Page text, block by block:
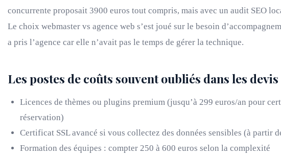
concurrente proposait 3900 euros tout compris, mais avec un audit SEO
Le choix webmaster vs agence web s’est joué sur le besoin
a pris l’agence car elle n’avait pas le temps de gérer la technique.
Les postes de coûts souvent oubliés dans les devis
Licences de thèmes ou plugins premium (jusqu’à 299 euros/an pour
réservation)
Certificat SSL avancé si vous collectez des données sensibles (à partir
Formation des équipes : compter 250 à 600 euros selon la complexité